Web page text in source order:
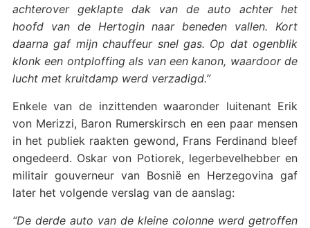
achterover geklapte dak van de auto achter het
hoofd van de Hertogin naar beneden vallen. Kort
daarna gaf mijn chauffeur snel gas. Op dat ogenblik
klonk een ontploffing als van een kanon, waardoor de
lucht met kruitdamp werd verzadigd.”
Enkele van de inzittenden waaronder luitenant Erik
von Merizzi, Baron Rumerskirsch en een paar mensen
in het publiek raakten gewond, Frans Ferdinand bleef
ongedeerd. Oskar von Potiorek, legerbevelhebber en
militair gouverneur van Bosnië en Herzegovina gaf
later het volgende verslag van de aanslag:
“De derde auto van de kleine colonne werd getroffen